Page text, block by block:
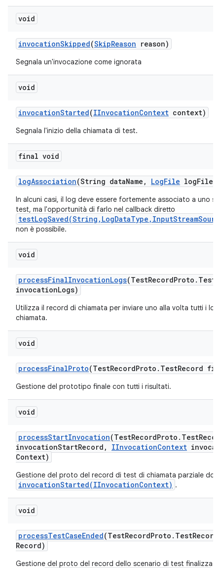
void
invocationSkipped(SkipReason reason)
Segnala un'invocazione come ignorata
void
invocationStarted(IInvocationContext context)
Segnala l'inizio della chiamata di test.
final void
logAssociation(String dataName , LogFile logFile)
In alcuni casi, il log deve essere fortemente associato a uno
test, ma l'opportunità di farlo nel callback diretto
non è possibile.
void
processFinalInvocationLogs(TestRecordProto . Test
invocationLogs)
Utilizza il record di chiamata per inviare uno alla volta tutti i log
chiamata.
void
processFinalProto(TestRecordProto . TestRecord
Gestione del prototipo finale con tutti i risultati.
void
processStartInvocation(TestRecordProto . Test
invocationStartRecord , IInvocationContext
Context)
Gestione del proto del record di test di chiamata parziale
invocationStarted(IInvocationContext) .
void
processTestCaseEnded(TestRecordProto . Test
Record)
Gestione del proto del record dello scenario di test